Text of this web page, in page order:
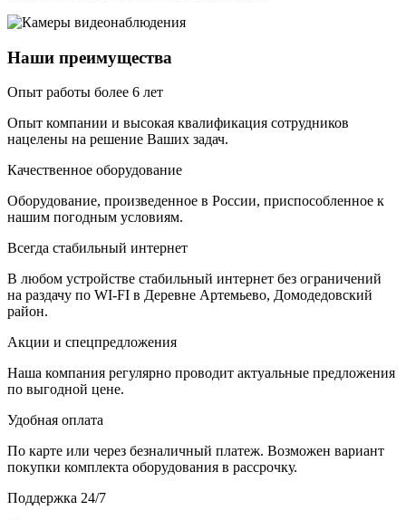
Наши преимущества
Опыт работы более 6 лет
Опыт компании и высокая квалификация сотрудников
нацелены на решение Ваших задач.
Качественное оборудование
Оборудование, произведенное в России, приспособленное к
нашим погодным условиям.
Всегда стабильный интернет
В любом устройстве стабильный интернет без ограничений
на раздачу по WI-FI в Деревне Артемьево, Домодедовский
район.
Акции и спецпредложения
Наша компания регулярно проводит актуальные предложения
по выгодной цене.
Удобная оплата
По карте или через безналичный платеж. Возможен вариант
покупки комплекта оборудования в рассрочку.
Поддержка 24/7